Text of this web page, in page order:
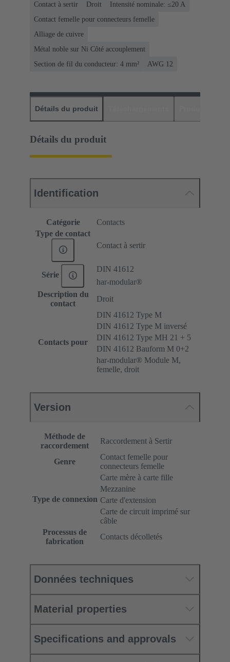
Contact à sertir Droit
Intensité nominale: ≤20 A
Contact femelle pour connecteurs femelle
Alliage de cuivre
Métal noble sur Ni Côté accouplement
Section de fil du conducteur: 4 mm²
AWG 12
Détails du produit
Détails du produit
Identification
Catégorie
Contacts
Type de contact
Contact à sertir
Série
DIN 41612
har-modular®
Description du
contact
Droit
Contacts pour
DIN 41612 Type M
DIN 41612 Type M inversé
DIN 41612 Type MH 21 + 5
DIN 41612 Bauform M 0+2
har-modular® Module M,
femelle, droit
Version
Méthode de
raccordement
Raccordement à Sertir
Genre
Contact femelle pour
connecteurs femelle
Type de connexion
Carte mère à carte fille
Mezzanine
Carte d'extension
Carte de circuit imprimé sur
câble
Processus de
fabrication
Contacts décolletés
Données techniques
Material properties
Specifications and approvals